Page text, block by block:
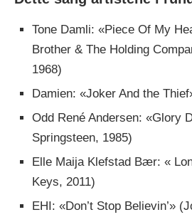
Tone Damli: «Piece Of My
Brother & The Holding
1968)
Damien: «Joker And the
Odd René Andersen: «Glory
Springsteen, 1985)
Elle Maija Klefstad Bær: «
Keys, 2011)
EHI: «Don’t Stop Believin’»